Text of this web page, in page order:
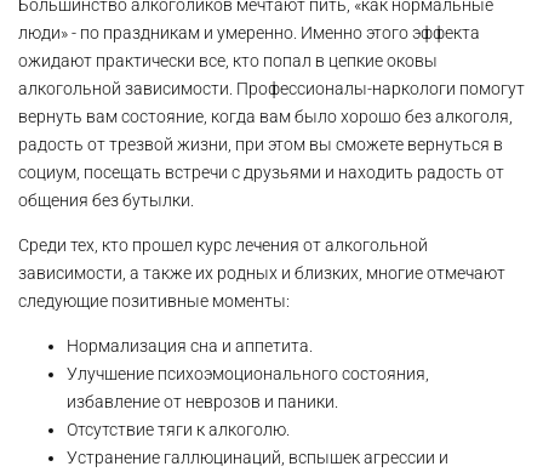
Большинство алкоголиков мечтают пить, «как нормальные
люди» - по праздникам и умеренно. Именно этого эффекта
ожидают практически все, кто попал в цепкие оковы
алкогольной зависимости. Профессионалы-наркологи помогут
вернуть вам состояние, когда вам было хорошо без алкоголя,
радость от трезвой жизни, при этом вы сможете вернуться в
социум, посещать встречи с друзьями и находить радость от
общения без бутылки.
Среди тех, кто прошел курс лечения от алкогольной
зависимости, а также их родных и близких, многие отмечают
следующие позитивные моменты:
Нормализация сна и аппетита.
Улучшение психоэмоционального состояния,
избавление от неврозов и паники.
Отсутствие тяги к алкоголю.
Устранение галлюцинаций, вспышек агрессии и